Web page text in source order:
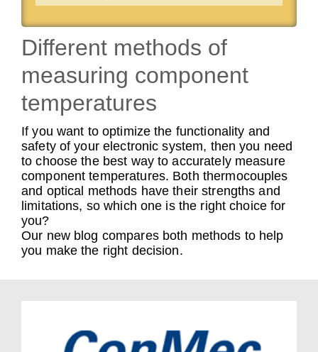
Different methods of
measuring component
temperatures
If you want to optimize the functionality and
safety of your electronic system, then you need
to choose the best way to accurately measure
component temperatures. Both thermocouples
and optical methods have their strengths and
limitations, so which one is the right choice for
you?
Our new blog compares both methods to help
you make the right decision.